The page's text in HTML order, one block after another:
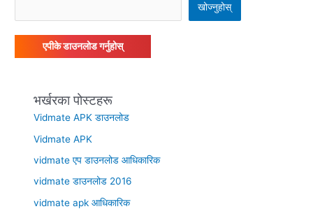
खोज्नुहोस्
एपीके डाउनलोड गर्नुहोस्
भर्खरका पोस्टहरू
Vidmate APK डाउनलोड
Vidmate APK
vidmate एप डाउनलोड आधिकारिक
vidmate डाउनलोड 2016
vidmate apk आधिकारिक